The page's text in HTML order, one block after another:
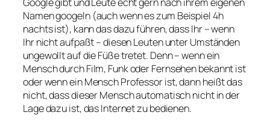
Namen googeln (auch wenn es zum Beispiel 4h
nachts ist), kann das dazu führen, dass Ihr – wenn
Ihr nicht aufpaßt – diesen Leuten unter Umständen
ungewollt auf die Füße tretet. Denn – wenn ein
Mensch durch Film, Funk oder Fernsehen bekannt ist
oder wenn ein Mensch Professor ist, dann heißt das
nicht, dass dieser Mensch automatisch nicht in der
Lage dazu ist, das Internet zu bedienen.